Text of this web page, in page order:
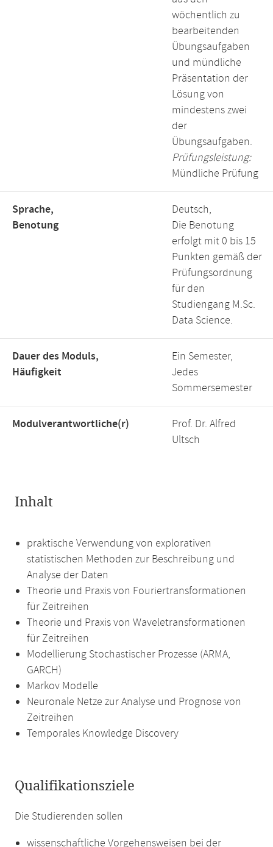
wöchentlich zu
bearbeitenden
Übungsaufgaben
und mündliche
Präsentation der
Lösung von
mindestens zwei
der
Übungsaufgaben.
Prüfungsleistung:
Mündliche Prüfung
Sprache,
Benotung
Deutsch,
Die Benotung
erfolgt mit 0 bis 15
Punkten gemäß der
Prüfungsordnung
für den
Studiengang M.Sc.
Data Science.
Dauer des Moduls,
Häufigkeit
Ein Semester,
Jedes
Sommersemester
Modulverantwortliche(r)
Prof. Dr. Alfred
Ultsch
Inhalt
praktische Verwendung von explorativen
statistischen Methoden zur Beschreibung und
Analyse der Daten
Theorie und Praxis von Fouriertransformationen
für Zeitreihen
Theorie und Praxis von Waveletransformationen
für Zeitreihen
Modellierung Stochastischer Prozesse (ARMA,
GARCH)
Markov Modelle
Neuronale Netze zur Analyse und Prognose von
Zeitreihen
Temporales Knowledge Discovery
Qualifikationsziele
Die Studierenden sollen
wissenschaftliche Vorgehensweisen bei der